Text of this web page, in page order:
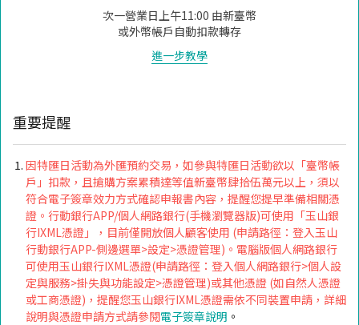
次一營業日上午11:00 由新臺幣
或外幣帳戶自動扣款轉存
進一步教學
重要提醒
因特匯日活動為外匯預約交易，如參與特匯日活動欲以「臺幣帳
戶」扣款，且搶購方案累積達等值新臺幣肆拾伍萬元以上，須以
符合電子簽章效力方式確認申報書內容，提醒您提早準備相關憑
證。行動銀行APP/個人網路銀行(手機瀏覽器版)可使用「玉山銀
行IXML憑證」，目前僅開放個人顧客使用 (申請路徑：登入玉山
行動銀行APP-側邊選單>設定>憑證管理)。電腦版個人網路銀行
可使用玉山銀行IXML憑證(申請路徑：登入個人網路銀行>個人設
定與服務>掛失與功能設定>憑證管理)或其他憑證 (如自然人憑證
或工商憑證)，提醒您玉山銀行IXML憑證需依不同裝置申請，詳細
說明與憑證申請方式請參閱電子簽章說明 。